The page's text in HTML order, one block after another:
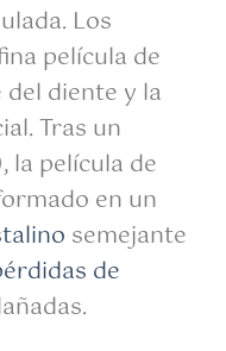
Los
película de
diente y la
Tras un
la película de
en un
semejante
de